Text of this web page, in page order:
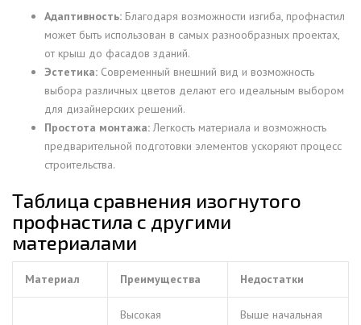
Адаптивность: Благодаря возможности изгиба, профнастил
может быть использован в самых разнообразных проектах,
от крыш до фасадов зданий.
Эстетика: Современный внешний вид и возможность
выбора различных цветов делают его идеальным выбором
для дизайнерских решений.
Простота монтажа:Легкость материала и возможность
предварительной подготовки элементов ускоряют процесс
строительства.
Таблица сравнения изогнутого
профнастила с другими
материалами
Материал Преимущества Недостатки
Высокая
Выше начальная